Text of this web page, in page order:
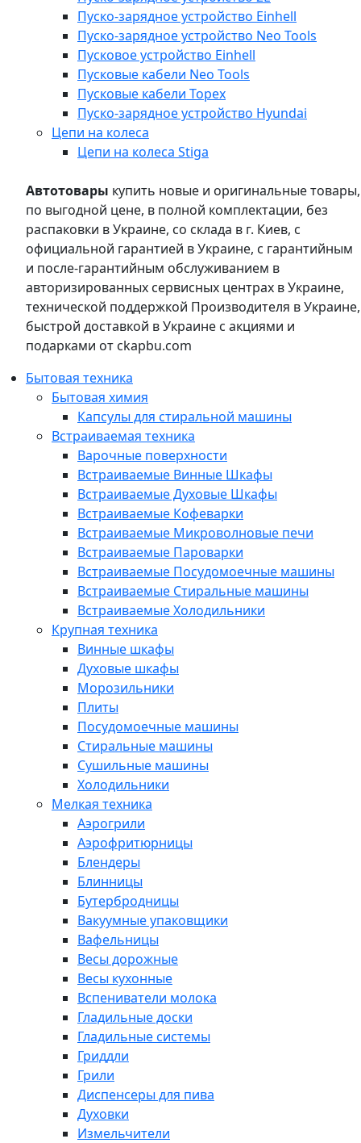
Пуско-зарядное устройство Einhell
Пуско-зарядное устройство Neo Tools
Пусковое устройство Einhell
Пусковые кабели Neo Tools
Пусковые кабели Topex
Пуско-зарядное устройство Hyundai
Цепи на колеса
Цепи на колеса Stiga
Автотовары купить новые и оригинальные товары,
по выгодной цене, в полной комплектации, без
распаковки в Украине, со склада в г. Киев, с
официальной гарантией в Украине, с гарантийным
и после-гарантийным обслуживанием в
авторизированных сервисных центрах в Украине,
технической поддержкой Производителя в Украине,
быстрой доставкой в Украине с акциями и
подарками от ckapbu.com
Бытовая техника
Бытовая химия
Капсулы для стиральной машины
Встраиваемая техника
Варочные поверхности
Встраиваемые Винные Шкафы
Встраиваемые Духовые Шкафы
Встраиваемые Кофеварки
Встраиваемые Микроволновые печи
Встраиваемые Пароварки
Встраиваемые Посудомоечные машины
Встраиваемые Стиральные машины
Встраиваемые Холодильники
Крупная техника
Винные шкафы
Духовые шкафы
Морозильники
Плиты
Посудомоечные машины
Стиральные машины
Сушильные машины
Холодильники
Мелкая техника
Аэрогрили
Аэрофритюрницы
Блендеры
Блинницы
Бутербродницы
Вакуумные упаковщики
Вафельницы
Весы дорожные
Весы кухонные
Вспениватели молока
Гладильные доски
Гладильные системы
Гриддли
Грили
Диспенсеры для пива
Духовки
Измельчители